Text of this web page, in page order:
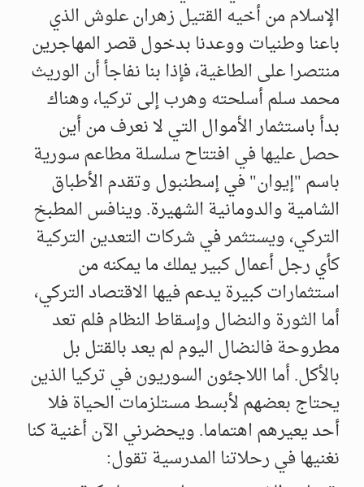
الإسلام من أخيه القتيل زهران علوش الذي
باعنا وطنيات ووعدنا بدخول قصر المهاجرين
منتصرا على الطاغية، فإذا بنا نفاجأ أن الوريث
محمد سلم أسلحته وهرب إلى تركيا، وهناك
بدأ باستثمار الأموال التي لا نعرف من أين
حصل عليها في افتتاح سلسلة مطاعم سورية
باسم "إيوان" في إسطنبول وتقدم الأطباق
الشامية والدومانية الشهيرة. وينافس المطبخ
التركي، ويستثمر في شركات التعدين التركية
كأي رجل أعمال كبير يملك ما يمكنه من
استثمارات كبيرة يدعم فيها الاقتصاد التركي،
أما الثورة والنضال وإسقاط النظام فلم تعد
مطروحة فالنضال اليوم لم يعد بالقتل بل
بالأكل. أما اللاجئون السوريون في تركيا الذين
يحتاج بعضهم لأبسط مستلزمات الحياة فلا
أحد يعيرهم اهتماما. ويحضرني الآن أغنية كنا
نغنيها في رحلاتنا المدرسية تقول: